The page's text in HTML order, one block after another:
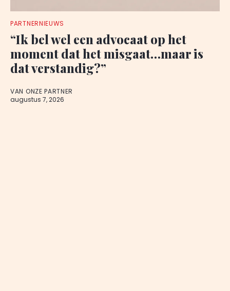
PARTNERNIEUWS
“Ik bel wel een advocaat op het
moment dat het misgaat…maar is
dat verstandig?”
VAN ONZE PARTNER
augustus 7, 2026